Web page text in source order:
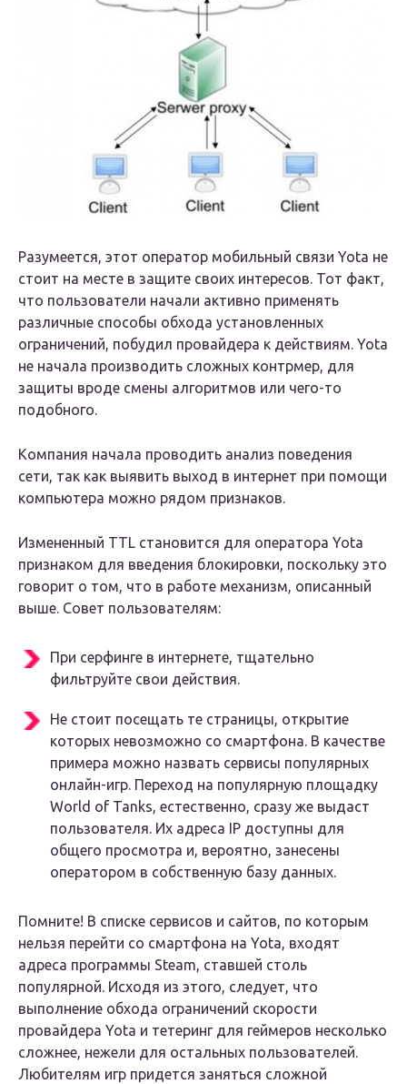
Разумеется, этот оператор мобильный связи Yota не
стоит на месте в защите своих интересов. Тот факт,
что пользователи начали активно применять
различные способы обхода установленных
ограничений, побудил провайдера к действиям. Yota
не начала производить сложных контрмер, для
защиты вроде смены алгоритмов или чего-то
подобного.
Компания начала проводить анализ поведения
сети, так как выявить выход в интернет при помощи
компьютера можно рядом признаков.
Измененный TTL становится для оператора Yota
признаком для введения блокировки, поскольку это
говорит о том, что в работе механизм, описанный
выше. Совет пользователям:
При серфинге в интернете, тщательно
фильтруйте свои действия.
Не стоит посещать те страницы, открытие
которых невозможно со смартфона. В качестве
примера можно назвать сервисы популярных
онлайн-игр. Переход на популярную площадку
World of Tanks, естественно, сразу же выдаст
пользователя. Их адреса IP доступны для
общего просмотра и, вероятно, занесены
оператором в собственную базу данных.
Помните! В списке сервисов и сайтов, по которым
нельзя перейти со смартфона на Yota, входят
адреса программы Steam, ставшей столь
популярной. Исходя из этого, следует, что
выполнение обхода ограничений скорости
провайдера Yota и тетеринг для геймеров несколько
сложнее, нежели для остальных пользователей.
Любителям игр придется заняться сложной